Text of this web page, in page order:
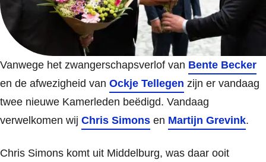
Vanwege het zwangerschapsverlof van Bente Becker
en de afwezigheid van Ockje Tellegen zijn er vandaag
twee nieuwe Kamerleden beëdigd. Vandaag
verwelkomen wij Chris Simons en Martijn Grevink.
Chris Simons komt uit Middelburg, was daar ooit